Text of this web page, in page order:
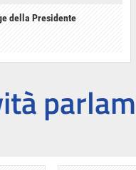
della Presidente